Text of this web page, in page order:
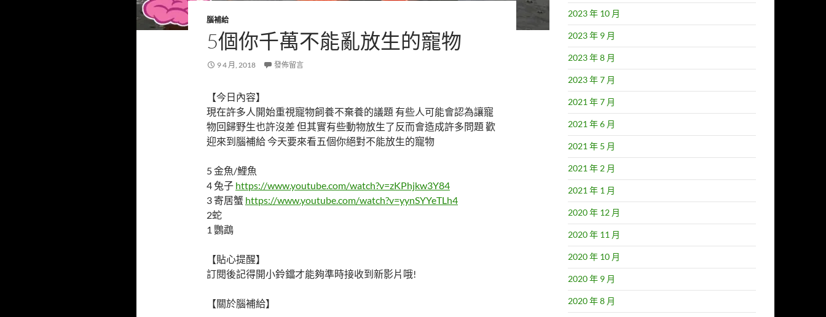
腦補給
5個你千萬不能亂放生的寵物
9 4 月, 2018 發佈留言
【今日內容】
現在許多人開始重視寵物飼養不棄養的議題 有些人可能會認為讓寵
物回歸野生也許沒差 但其實有些動物放生了反而會造成許多問題 歡
迎來到腦補給 今天要來看五個你絕對不能放生的寵物
5 金魚/鯉魚
4 兔子 https://www.youtube.com/watch?v=zKPhjkw3Y84
3 寄居蟹 https://www.youtube.com/watch?v=yynSYYeTLh4
2蛇
1 鸚鵡
【貼心提醒】
訂閱後記得開小鈴鐺才能夠準時接收到新影片哦!
【關於腦補給】
2023 年 10 月
2023 年 9 月
2023 年 8 月
2023 年 7 月
2021 年 7 月
2021 年 6 月
2021 年 5 月
2021 年 2 月
2021 年 1 月
2020 年 12 月
2020 年 11 月
2020 年 10 月
2020 年 9 月
2020 年 8 月